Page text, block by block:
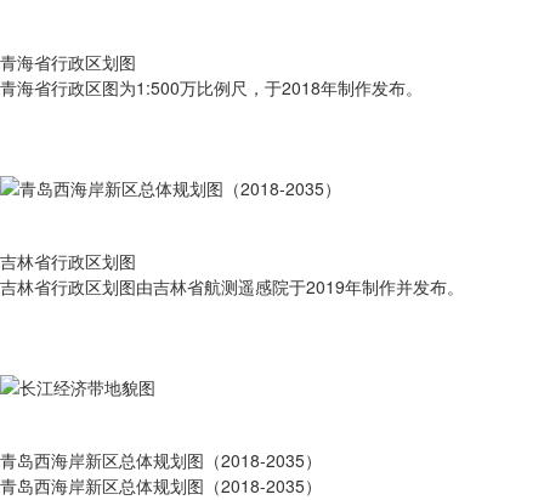
青海省行政区划图
青海省行政区图为1:500万比例尺，于2018年制作发布。
吉林省行政区划图
吉林省行政区划图由吉林省航测遥感院于2019年制作并发布。
青岛西海岸新区总体规划图（2018-2035）
青岛西海岸新区总体规划图（2018-2035）